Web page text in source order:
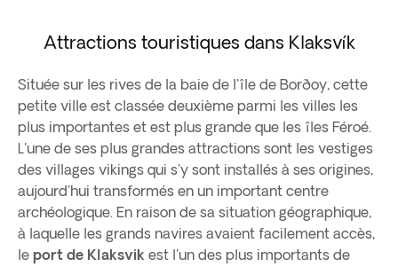
Attractions touristiques dans Klaksvík
Située sur les rives de la baie de l'île de Borðoy, cette
petite ville est classée deuxième parmi les villes les
plus importantes et est plus grande que les îles Féroé.
L'une de ses plus grandes attractions sont les vestiges
des villages vikings qui s'y sont installés à ses origines,
aujourd'hui transformés en un important centre
archéologique. En raison de sa situation géographique,
à laquelle les grands navires avaient facilement accès,
le port de Klaksvik est l'un des plus importants de